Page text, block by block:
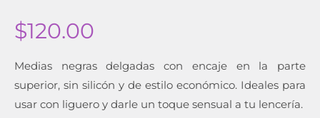
$120.00
Medias negras delgadas con encaje en la parte
superior, sin silicón y de estilo económico. Ideales para
usar con liguero y darle un toque sensual a tu lencería.